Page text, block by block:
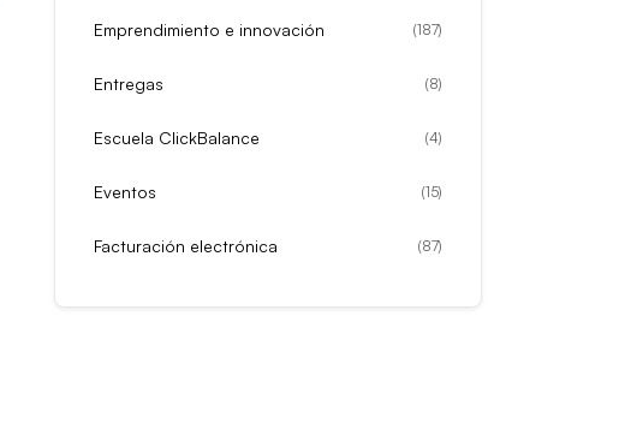
Emprendimiento e innovación (187)
Entregas (8)
Escuela ClickBalance (4)
Eventos (15)
Facturación electrónica (87)